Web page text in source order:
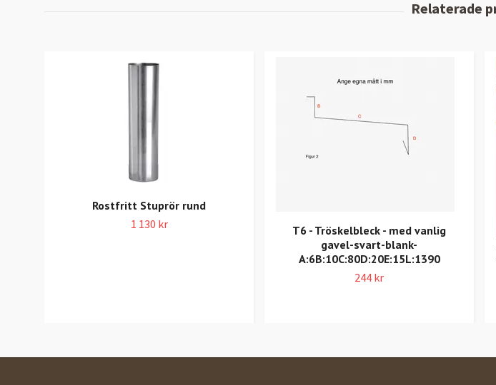
Rostfritt Stuprör rund
1 130 kr
T6 - Tröskelbleck - med vanlig
gavel-svart-blank-
A:6B:10C:80D:20E:15L:1390
244 kr